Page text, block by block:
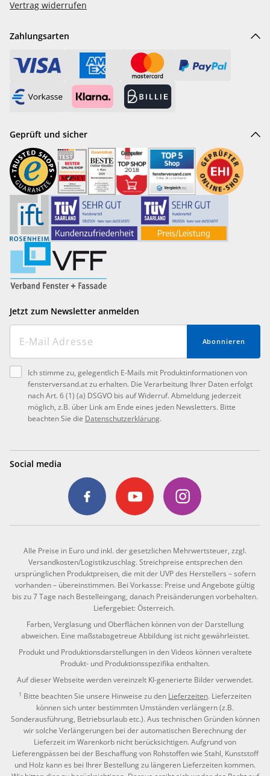
Vertrag widerrufen
Zahlungsarten
Geprüft und sicher
Jetzt zum Newsletter anmelden
Abonnieren
Ich stimme zu, gelegentlich E-Mails mit Produktinformationen von
fensterversand.at zu erhalten. Die Verarbeitung Ihrer Daten erfolgt
nach Art. 6 (1) (a) DSGVO bis auf Widerruf. Abmeldung jederzeit
möglich, z.B. über Link am Ende eines jeden Newsletters. Bitte
beachten Sie die Datenschutzerklärung.
Social media
Alle Preise in Euro und inkl. der gesetzlichen Mehrwertsteuer, zzgl.
Versandkosten/Logistikzuschlag. Streichpreise entsprechen den
ursprünglichen Produktpreisen, die mit der UVP des Herstellers – sofern
vorhanden – übereinstimmen. Bei Vorkasse: Preise und Angebote gültig
bis zu 7 Tage nach Bestelleingang, danach Preisänderungen vorbehalten.
Liefergebiet: Österreich.
Farben, Verglasung und Oberflächen können von der Darstellung
abweichen. Eine maßstabsgetreue Abbildung ist nicht gewährleistet.
Produkt und Produktionsdarstellungen in den Videos können veraltete
Produkt- und Produktionsspezifika enthalten.
Auf dieser Webseite werden vereinzelt KI-generierte Bilder verwendet.
1 Bitte beachten Sie unsere Hinweise zu den Lieferzeiten. Lieferzeiten
können sich unter bestimmten Umständen verlängern (z.B.
Sonderausführung, Betriebsurlaub etc.). Aus technischen Gründen können
wir solche Verlängerungen bei der automatischen Berechnung der
Lieferzeit im Warenkorb nicht berücksichtigen. Aufgrund von
Lieferengpässen bei der Beschaffung von Rohstoffen wie Stahl, Kunststoff
und Holz kann es bei Ihrer Bestellung zu längeren Lieferzeiten kommen.